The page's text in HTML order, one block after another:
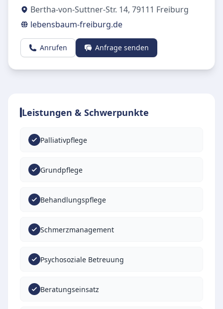
Bertha-von-Suttner-Str. 14, 79111 Freiburg
lebensbaum-freiburg.de
Anrufen Anfrage senden
Leistungen & Schwerpunkte
Palliativpflege
Grundpflege
Behandlungspflege
Schmerzmanagement
Psychosoziale Betreuung
Beratungseinsatz